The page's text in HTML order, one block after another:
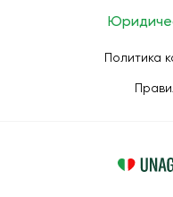
Политика